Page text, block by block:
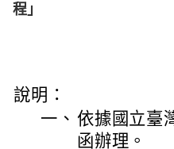
程」
說明：
一、 依據國立臺
函辦理。